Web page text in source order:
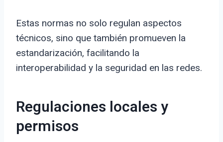
Estas normas no solo regulan aspectos
técnicos, sino que también promueven la
estandarización, facilitando la
interoperabilidad y la seguridad en las redes.
Regulaciones locales y
permisos